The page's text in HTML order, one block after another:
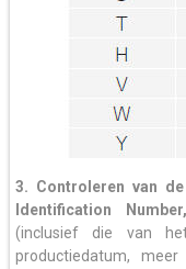
3. Controleren van
Identification
(inclusief die van
productiedatum,